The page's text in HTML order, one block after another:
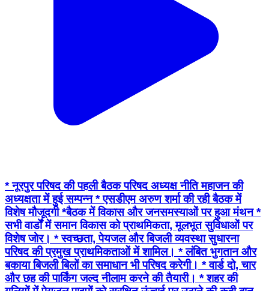
* नूरपुर परिषद की पहली बैठक परिषद अध्यक्ष नीति महाजन की
अध्यक्षता में हुई सम्पन्न * एसडीएम अरुण शर्मा की रही बैठक में
विशेष मौजूदगी *बैठक में विकास और जनसमस्याओं पर हुआ मंथन *
सभी वार्डों में समान विकास को प्राथमिकता, मूलभूत सुविधाओं पर
विशेष जोर। * स्वच्छता, पेयजल और बिजली व्यवस्था सुधारना
परिषद की प्रमुख प्राथमिकताओं में शामिल। * लंबित भुगतान और
बकाया बिजली बिलों का समाधान भी परिषद करेगी। * वार्ड दो, चार
और छह की पार्किंग जल्द नीलाम करने की तैयारी। * शहर की